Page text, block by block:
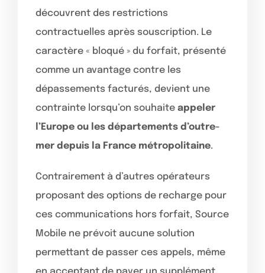
découvrent des restrictions
contractuelles après souscription. Le
caractère « bloqué » du forfait, présenté
comme un avantage contre les
dépassements facturés, devient une
contrainte lorsqu’on souhaite appeler
l’Europe ou les départements d’outre-
mer depuis la France métropolitaine.
Contrairement à d’autres opérateurs
proposant des options de recharge pour
ces communications hors forfait, Source
Mobile ne prévoit aucune solution
permettant de passer ces appels, même